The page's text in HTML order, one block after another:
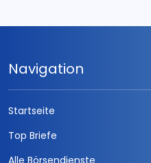
Navigation
Startseite
Top Briefe